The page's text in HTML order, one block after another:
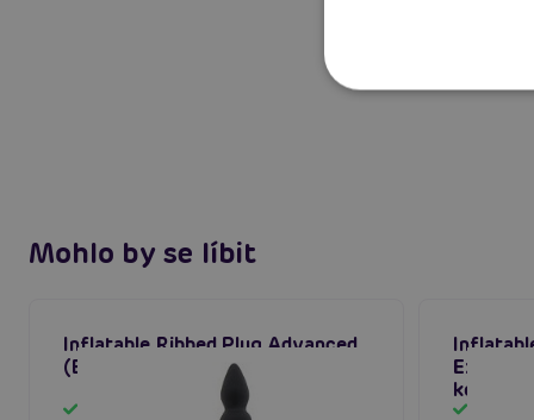
Mohlo by se líbit
Inflatable Ribbed Plug Advanced
(Black), nafukovací anální kolík
Expert
kolík